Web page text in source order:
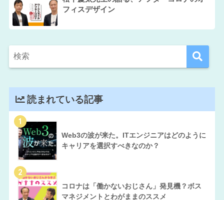
フィスデザイン
読まれている記事
1
Web3の波が来た。ITエンジニアはどのように
キャリアを選択すべきなのか？
2
コロナは「働かないおじさん」発見機？ボス
マネジメントとわがままのススメ